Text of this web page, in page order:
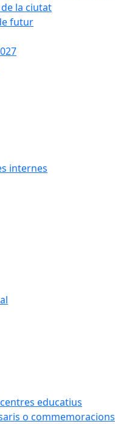
la ciutat
futur
internes
educatius
o commemoracions